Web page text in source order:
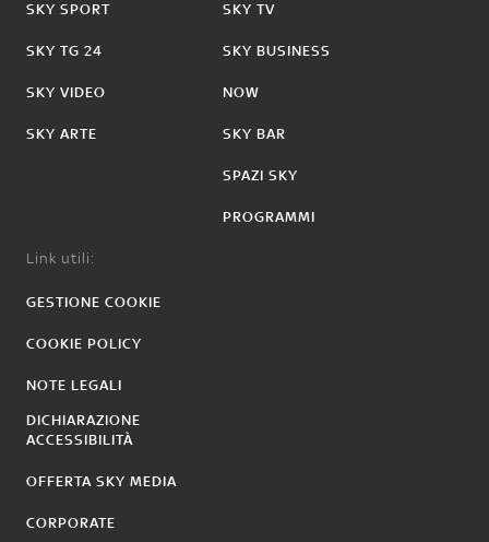
SKY SPORT
SKY TG 24
SKY VIDEO
SKY ARTE
SKY TV
SKY BUSINESS
NOW
SKY BAR
SPAZI SKY
PROGRAMMI
Link utili:
GESTIONE COOKIE
COOKIE POLICY
NOTE LEGALI
DICHIARAZIONE
ACCESSIBILITÀ
OFFERTA SKY MEDIA
CORPORATE